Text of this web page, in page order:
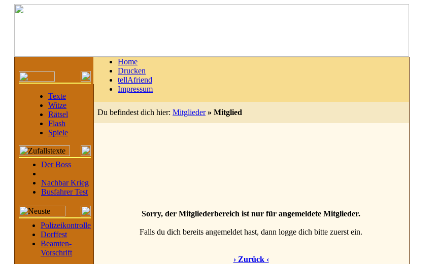
Texte
Witze
Rätsel
Flash
Spiele
Der Boss
Nachbar Krieg
Busfahrer Test
Polizeikontrolle
Dorffest
Beamten-
Vorschrift
Home
Drucken
tellAfriend
Impressum
Du befindest dich hier: Mitglieder » Mitglied
Sorry, der Mitgliederbereich ist nur für angemeldete Mitglieder.
Falls du dich bereits angemeldet hast, dann logge dich bitte zuerst ein.
› Zurück ‹